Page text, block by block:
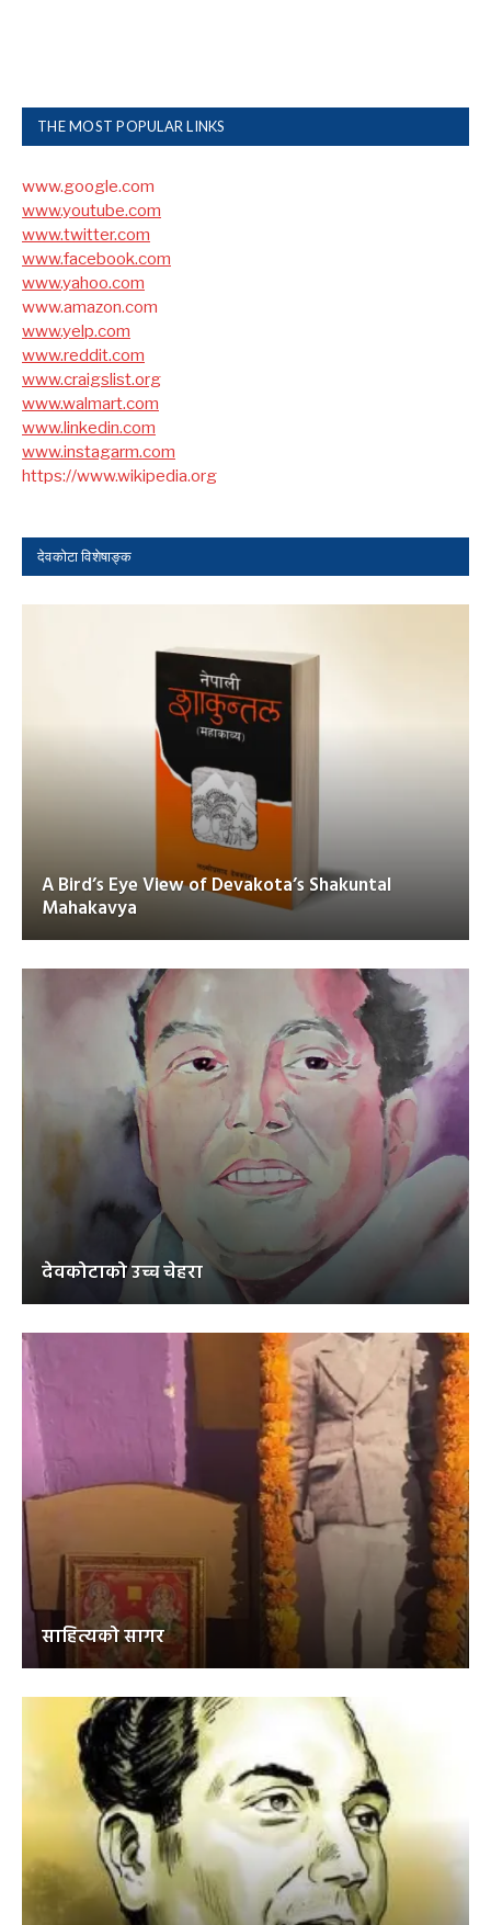
THE MOST POPULAR LINKS
www.google.com
www.youtube.com
www.twitter.com
www.facebook.com
www.yahoo.com
www.amazon.com
www.yelp.com
www.reddit.com
www.craigslist.org
www.walmart.com
www.linkedin.com
www.instagarm.com
https://www.wikipedia.org
देवकोटा विशेषाङ्क
A Bird’s Eye View of Devakota’s Shakuntal
Mahakavya
देवकोटाको उच्च चेहरा
साहित्यको सागर